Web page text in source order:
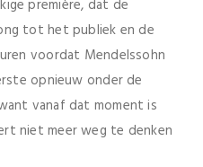
première, dat de
tot het publiek en de
voordat Mendelssohn
opnieuw onder de
vanaf dat moment is
niet meer weg te denken